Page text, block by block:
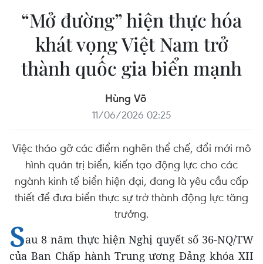
“Mở đường” hiện thực hóa
khát vọng Việt Nam trở
thành quốc gia biển mạnh
Hùng Võ
11/06/2026 02:25
Việc tháo gỡ các điểm nghẽn thể chế, đổi mới mô
hình quản trị biển, kiến tạo động lực cho các
ngành kinh tế biển hiện đại, đang là yêu cầu cấp
thiết để đưa biển thực sự trở thành động lực tăng
trưởng.
Sau 8 năm thực hiện Nghị quyết số 36-NQ/TW
của Ban Chấp hành Trung ương Đảng khóa XII